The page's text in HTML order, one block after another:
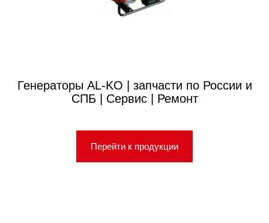
Генераторы AL-KO | запчасти по России и
СПБ | Сервис | Ремонт
Перейти к продукции